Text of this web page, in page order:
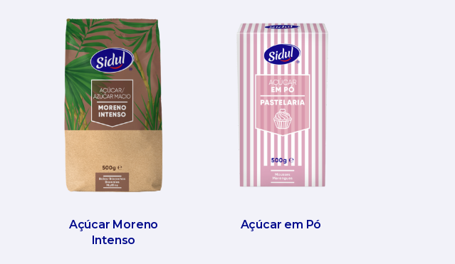
Açúcar Moreno
Intenso
Açúcar em Pó